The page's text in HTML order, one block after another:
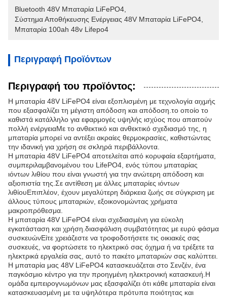
Bluetooth 48V Μπαταρία LiFePO4
Σύστημα Αποθήκευσης Ενέργειας 48V Μπαταρία LiFePO4
Μπαταρία 100ah 48v Lifepo4
Περιγραφή Προϊόντων
Περιγραφή του προϊόντος:
Η μπαταρία 48V LiFePO4 είναι εξοπλισμένη με τεχνολογία αιχμής
που εξασφαλίζει τη μέγιστη απόδοση και απόδοση.το οποίο το
καθιστά κατάλληλο για εφαρμογές υψηλής ισχύος που απαιτούν
πολλή ενέργειαΜε το ανθεκτικό και ανθεκτικό σχεδιασμό της, η
μπαταρία μπορεί να αντέξει ακραίες θερμοκρασίες, καθιστώντας
την ιδανική για χρήση σε σκληρά περιβάλλοντα.
Η μπαταρία 48V LiFePO4 αποτελείται από κορυφαία εξαρτήματα,
συμπεριλαμβανομένου του LifePO4, ενός τύπου μπαταρίας
ιόντων λιθίου που είναι γνωστή για την ανώτερη απόδοση και
αξιοπιστία της.Σε αντίθεση με άλλες μπαταρίες ιόντων
λιθίουΕπιπλέον, έχουν μεγαλύτερη διάρκεια ζωής σε σύγκριση με
άλλους τύπους μπαταριών, εξοικονομώντας χρήματα
μακροπρόθεσμα.
Η μπαταρία 48V LiFePO4 είναι σχεδιασμένη για εύκολη
εγκατάσταση και χρήση.διασφάλιση συμβατότητας με ευρύ φάσμα
συσκευώνΕίτε χρειάζεστε να τροφοδοτήσετε τις οικιακές σας
συσκευές, να φορτώσετε το ηλεκτρικό σας όχημα ή να τρέξετε τα
ηλεκτρικά εργαλεία σας, αυτό το πακέτο μπαταριών σας καλύπτει.
Η μπαταρία μας 48V LiFePO4 κατασκευάζεται στο Σενζέν, ένα
παγκόσμιο κέντρο για την προηγμένη ηλεκτρονική κατασκευή.Η
ομάδα εμπειρογνωμόνων μας εξασφαλίζει ότι κάθε μπαταρία είναι
κατασκευασμένη με τα υψηλότερα πρότυπα ποιότητας και